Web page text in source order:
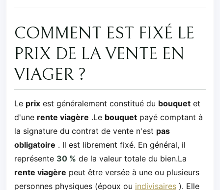
COMMENT EST FIXÉ LE
PRIX DE LA VENTE EN
VIAGER ?
Le prix est généralement constitué du bouquet et
d'une rente viagère .Le bouquet payé comptant à
la signature du contrat de vente n'est pas
obligatoire . Il est librement fixé. En général, il
représente 30 % de la valeur totale du bien.La
rente viagère peut être versée à une ou plusieurs
personnes physiques (époux ou indivisaires ). Elle